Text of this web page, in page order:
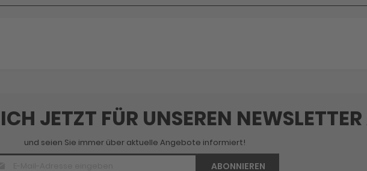
JETZT FÜR UNSEREN
und seien Sie immer über aktuelle Angebote informiert!
E-
ABONNIEREN